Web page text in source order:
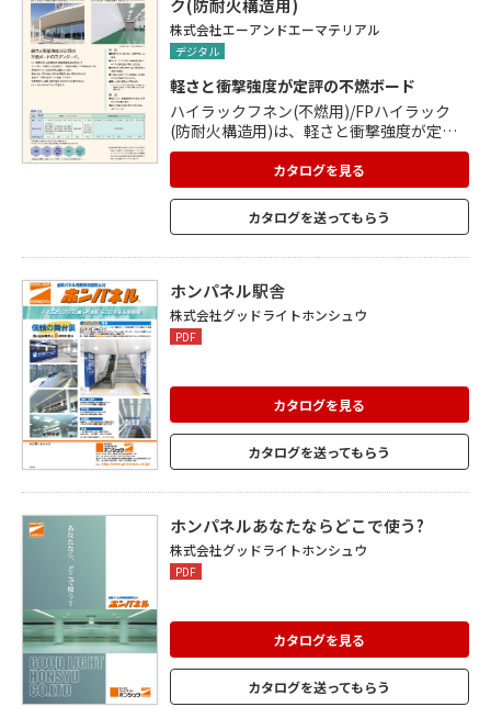
ク(防耐火構造用)
株式会社エーアンドエーマテリアル
デジタル
軽さと衝撃強度が定評の不燃ボード
ハイラックフネン(不燃用)/FPハイラック
(防耐火構造用)は、軽さと衝撃強度が定評
の不燃ボードです。 ハイラックフネン(不燃
用)/FPハイラック(防耐火構造用)は、けい
酸質原料・石灰質原料・補強繊維を主原料
としてオートクレーブ養生した内装板で、
一般的な環境下で吸放湿による伸縮が小さ
木材並みの熱伝導率で高い断熱効果と快適
性を実現。 住宅や各種建築物の内装材、軒
天材や共同住宅の界壁などに使用されま
す。
カタログを見る
カタログを送ってもらう
ホンパネル駅舎
株式会社グッドライトホンシュウ
PDF
カタログを見る
カタログを送ってもらう
ホンパネルあなたならどこで使う?
株式会社グッドライトホンシュウ
PDF
カタログを見る
カタログを送ってもらう